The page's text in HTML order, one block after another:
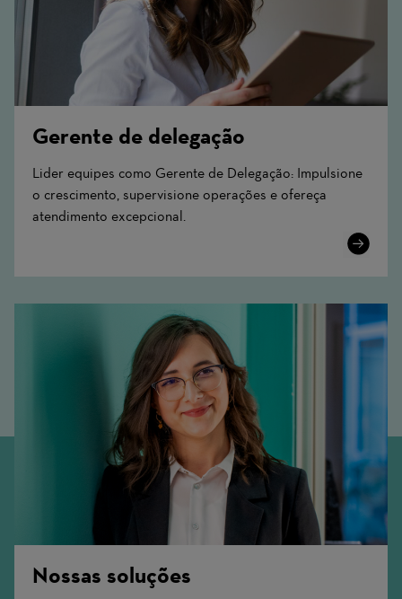
Gerente de delegação
Lider equipes como Gerente de Delegação: Impulsione
o crescimento, supervisione operações e ofereça
atendimento excepcional.
Learn
Nossas soluções